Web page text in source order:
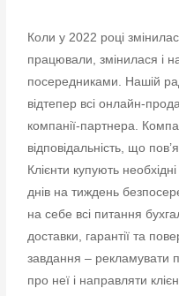
Коли у 2022 році
працювали, змінилася і
посередниками. Нашій
відтепер всі онлайн-
компанії-партнера.
відповідальність, що
Клієнти купують
днів на тиждень
на себе всі питання
доставки, гарантії та
завдання – рекламувати
про неї і направляти